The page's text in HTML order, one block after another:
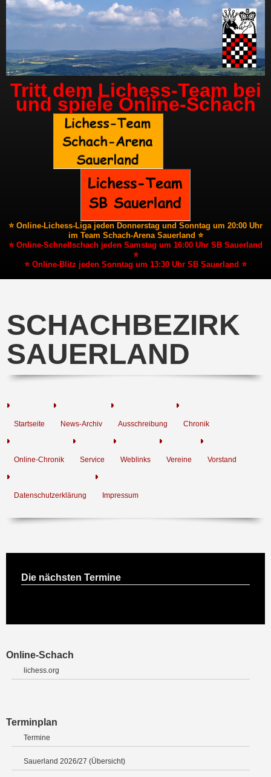
Tritt dem Lichess-Team bei
und spiele Online-Schach
⭐ Online-Lichess-Liga jeden Donnerstag und Sonntag um 20:00 Uhr
im Team Schach-Arena Sauerland ⭐
⭐ Online-Schnellschach jeden Samstag um 16:00 Uhr SB Sauerland
⭐
⭐ Online-Blitz jeden Sonntag um 13:30 Uhr SB Sauerland ⭐
SCHACHBEZIRK
SAUERLAND
Startseite News-Archiv Ausschreibung Chronik
Online-Chronik Service Weblinks Vereine Vorstand
Datenschutzerklärung Impressum
Die nächsten Termine
Online-Schach
lichess.org
Terminplan
Termine
Sauerland 2026/27 (Übersicht)